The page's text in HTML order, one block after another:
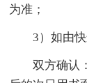
为准；
3）如由
双方确认